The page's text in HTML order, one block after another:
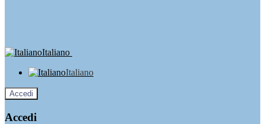
Italiano
Italiano
Accedi
Accedi